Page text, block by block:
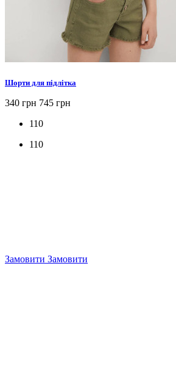
Шорти для підлітка
340 грн 745 грн
110
110
Замовити Замовити